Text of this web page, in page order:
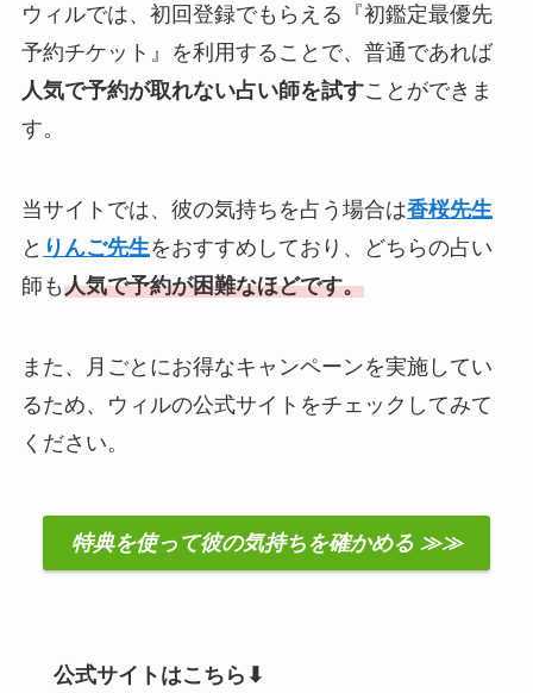
ウィルでは、初回登録でもらえる『初鑑定最優先
予約チケット』を利用することで、普通であれば
人気で予約が取れない占い師を試すことができま
す。
当サイトでは、彼の気持ちを占う場合は香桜先生
と りんご先生をおすすめしており、どちらの占い
師も人気で予約が困難なほどです。
また、月ごとにお得なキャンペーンを実施してい
るため、ウィルの公式サイトをチェックしてみて
ください。
特典を使って彼の気持ちを確かめる ≫≫
公式サイトはこちら⬇︎